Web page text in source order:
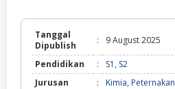
Tanggal
Dipublish
: 9 August 2025
Pendidikan : S1 , S2
Jurusan
: Kimia, Peternakan